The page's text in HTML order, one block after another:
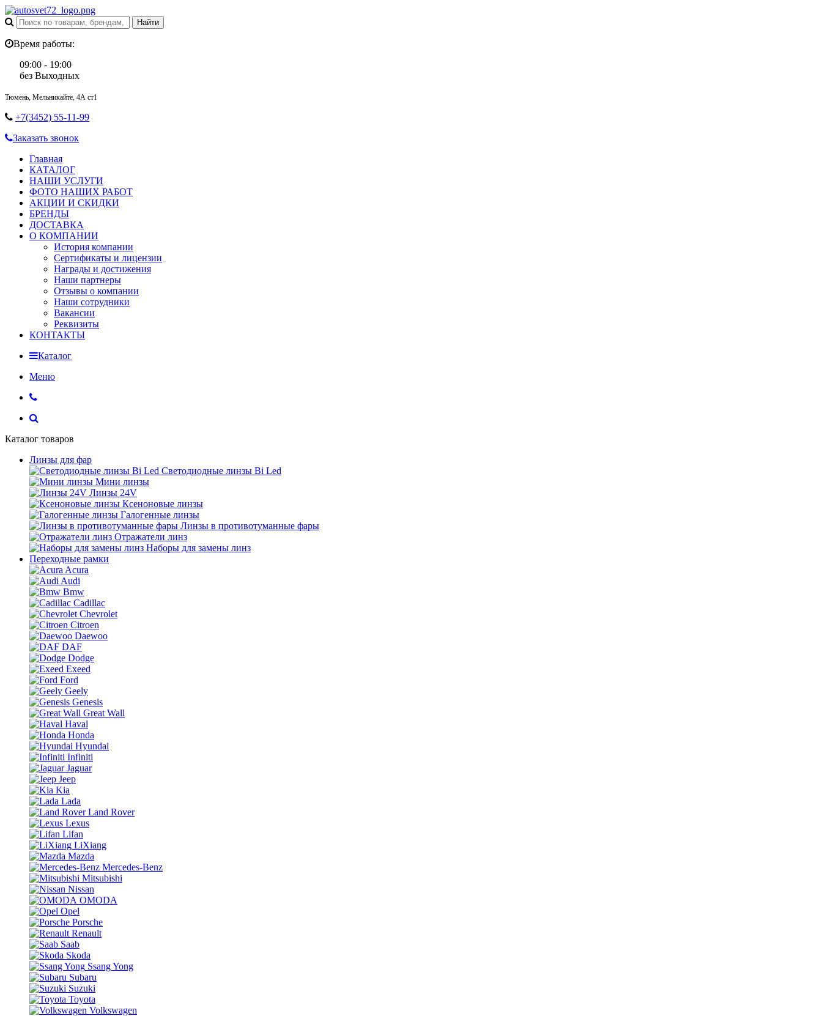
Время работы:
09:00 - 19:00
без Выходных
Тюмень, Мельникайте, 4А ст1
+7(3452) 55-11-99
Заказать звонок
Главная
КАТАЛОГ
НАШИ УСЛУГИ
ФОТО НАШИХ РАБОТ
АКЦИИ И СКИДКИ
БРЕНДЫ
ДОСТАВКА
О КОМПАНИИ
История компании
Сертификаты и лицензии
Награды и достижения
Наши партнеры
Отзывы о компании
Наши сотрудники
Вакансии
Реквизиты
КОНТАКТЫ
Каталог
Меню
Каталог товаров
Линзы для фар
Светодиодные линзы Bi Led
Мини линзы
Линзы 24V
Ксеноновые линзы
Галогенные линзы
Линзы в противотуманные фары
Отражатели линз
Наборы для замены линз
Переходные рамки
Acura
Audi
Bmw
Cadillac
Chevrolet
Citroen
Daewoo
DAF
Dodge
Exeed
Ford
Geely
Genesis
Great Wall
Haval
Honda
Hyundai
Infiniti
Jaguar
Jeep
Kia
Lada
Land Rover
Lexus
Lifan
LiXiang
Mazda
Mercedes-Benz
Mitsubishi
Nissan
OMODA
Opel
Porsche
Renault
Saab
Skoda
Ssang Yong
Subaru
Suzuki
Toyota
Volkswagen